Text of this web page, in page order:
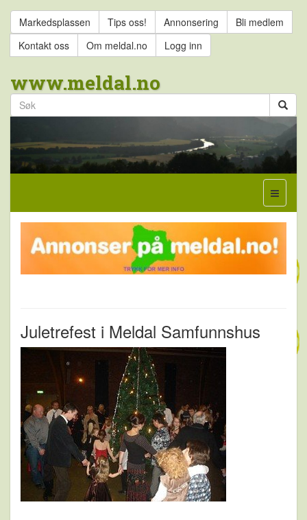
Markedsplassen Tips oss! Annonsering
Bli medlem
Kontakt oss
Om meldal.no Logg inn
www.meldal.no
Juletrefest i Meldal Samfunnshus